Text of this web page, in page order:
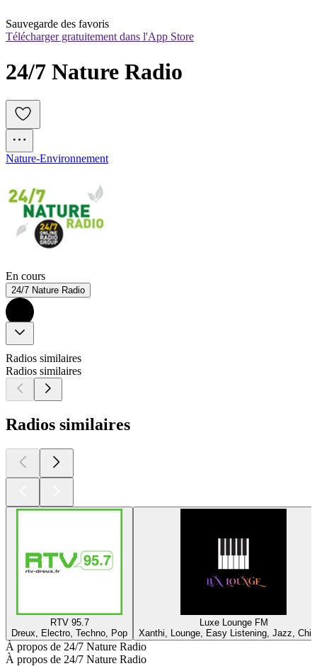
Sauvegarde des favoris
Télécharger gratuitement dans l'App Store
24/7 Nature Radio
Nature-Environnement
En cours
24/7 Nature Radio
Radios similaires
Radios similaires
Radios similaires
RTV 95.7
Dreux, Electro, Techno, Pop
Luxe Lounge FM
Xanthi, Lounge, Easy Listening, Jazz,
À propos de 24/7 Nature Radio
À propos de 24/7 Nature Radio